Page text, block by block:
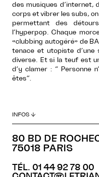
des musiques d’internet,
corps et vibrer les subs,
permettant des
l’hyperpop. Chaque
«clubbing autogéré» de
tenace et utopiste
diverse. Et si la teuf est
d’y clamer : “ Personne
êtes”.
INFOS ↓
80 BD DE
75018 PARIS
TÉL. 01 44 92 78 00